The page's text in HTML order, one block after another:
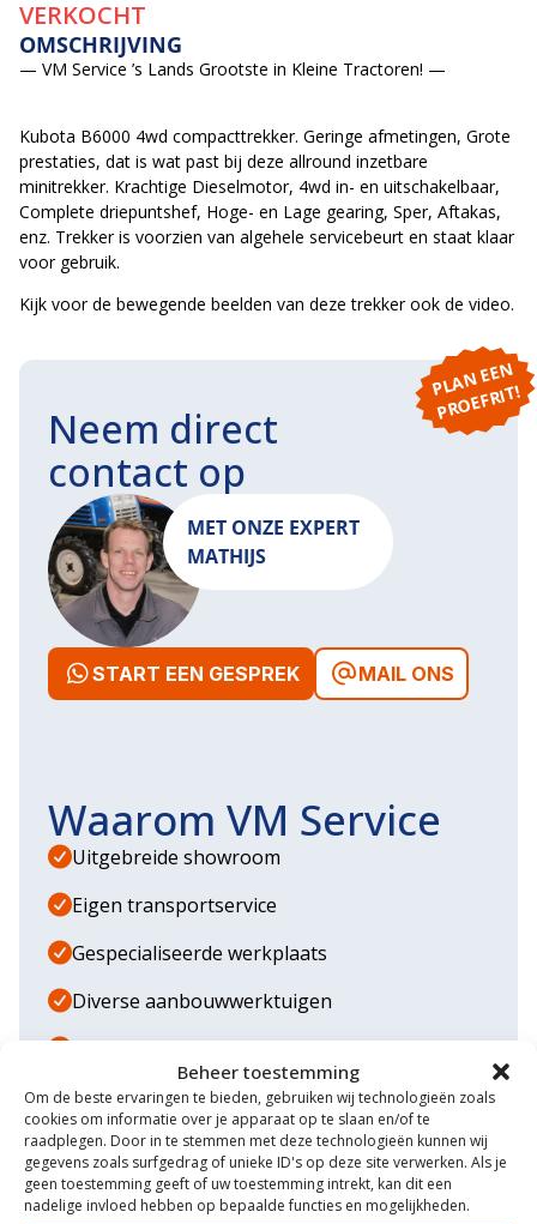
Beheer toestemming
Om de beste ervaringen te bieden, gebruiken wij technologieën zoals
cookies om informatie over je apparaat op te slaan en/of te
raadplegen. Door in te stemmen met deze technologieën kunnen wij
gegevens zoals surfgedrag of unieke ID's op deze site verwerken. Als je
geen toestemming geeft of uw toestemming intrekt, kan dit een
nadelige invloed hebben op bepaalde functies en mogelijkheden.
VERKOCHT
OMSCHRIJVING
— VM Service ’s Lands Grootste in Kleine Tractoren! —
Kubota B6000 4wd compacttrekker. Geringe afmetingen, Grote
prestaties, dat is wat past bij deze allround inzetbare
minitrekker. Krachtige Dieselmotor, 4wd in- en uitschakelbaar,
Complete driepuntshef, Hoge- en Lage gearing, Sper, Aftakas,
enz. Trekker is voorzien van algehele servicebeurt en staat klaar
voor gebruik.
Kijk voor de bewegende beelden van deze trekker ook de video.
P
L
A
N
E
E
N
P
R
O
E
F
RI
T!
Neem direct
contact op
MET ONZE EXPERT
MATHIJS
START EEN GESPREK MAIL ONS
Waarom VM Service
Uitgebreide showroom
Eigen transportservice
Gespecialiseerde werkplaats
Diverse aanbouwwerktuigen
Grote voorraad minitrekkers
Grootste in kleine tractoren